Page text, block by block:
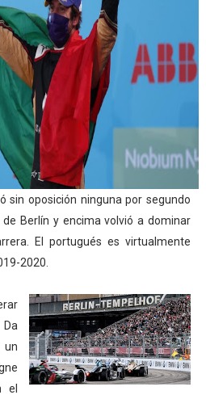
2026 - Tadej Pogacar
2026 - Lando Norris consigue
de saltos 2026 (París,
2026 - Etapa 6
League 2026
sin oposición ninguna por segundo
Berlín y encima volvió a dominar
El portugués es virtualmente
2020.
el